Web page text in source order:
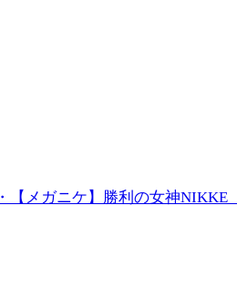
・【メガニケ】勝利の女神